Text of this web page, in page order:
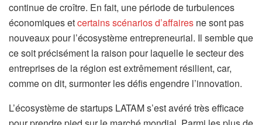
continue de croître. En fait, une période de turbulences
économiques etcertains scénarios d’affaires ne sont pas
nouveaux pour l’écosystème entrepreneurial. Il semble que
ce soit précisément la raison pour laquelle le secteur des
entreprises de la région est extrêmement résilient, car,
comme on dit, surmonter les défis engendre l’innovation.
L’écosystème de startups LATAM s’est avéré très efficace